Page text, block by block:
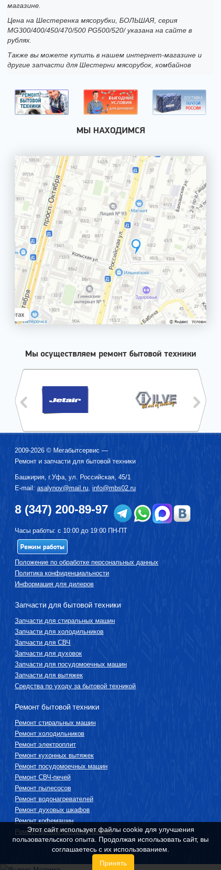
магазине.
Цена на Шестеренка мясорубки, БОЛЬШАЯ, серия
MG300/400/450/470/500 PG500/520/ указана на сайте в
рублях.
Также вы можете купить в нашем интернет-магазине и
другие запчасти для Шестерни мясорубок, комбайнов
МЫ НАХОДИМСЯ
Мы осуществляем ремонт бытовой техники
2009-2026 © Мегабытсервис —
Ремонт и запчасти для бытовой техники
Башкирия, г.Уфа ул. Российская, 45/1
E-mail: asalynov@mail.ru info@mbs02.ru
8 (347) 200-89-97
Часы работы: с 10:00 до 19:00 ПН-ПТ
Режим работы
Положение по обработке персональных данных
Политика конфиденциальности
Информация для дилеров
Запчасти для бытовой техники
Запчасти для стиральных машин
Запчасти для холодильников
Запчасти для СВЧ
Запчасти для духовок
Запчасти для посудомоечных машин
Запчасти для вытяжек
Средства по уходу за бытовой техникой
Ремонт бытовой техники
Ремонт стиральных машин
Ремонт холодильников
Ремонт электроплит
Ремонт кухонных вытяжек
Ремонт посудомоечных машин
Ремонт СВЧ-печей
Ремонт пылесосов
Ремонт водонагревателей
Ремонт духовых шкафов
Ремонт кофемашин
Ремонт мелкой бытовой техники
Этот сайт использует файлы cookie для улучшения
пользовательского опыта. Продолжая использовать сайт, вы
соглашаетесь с их использованием.
Принять